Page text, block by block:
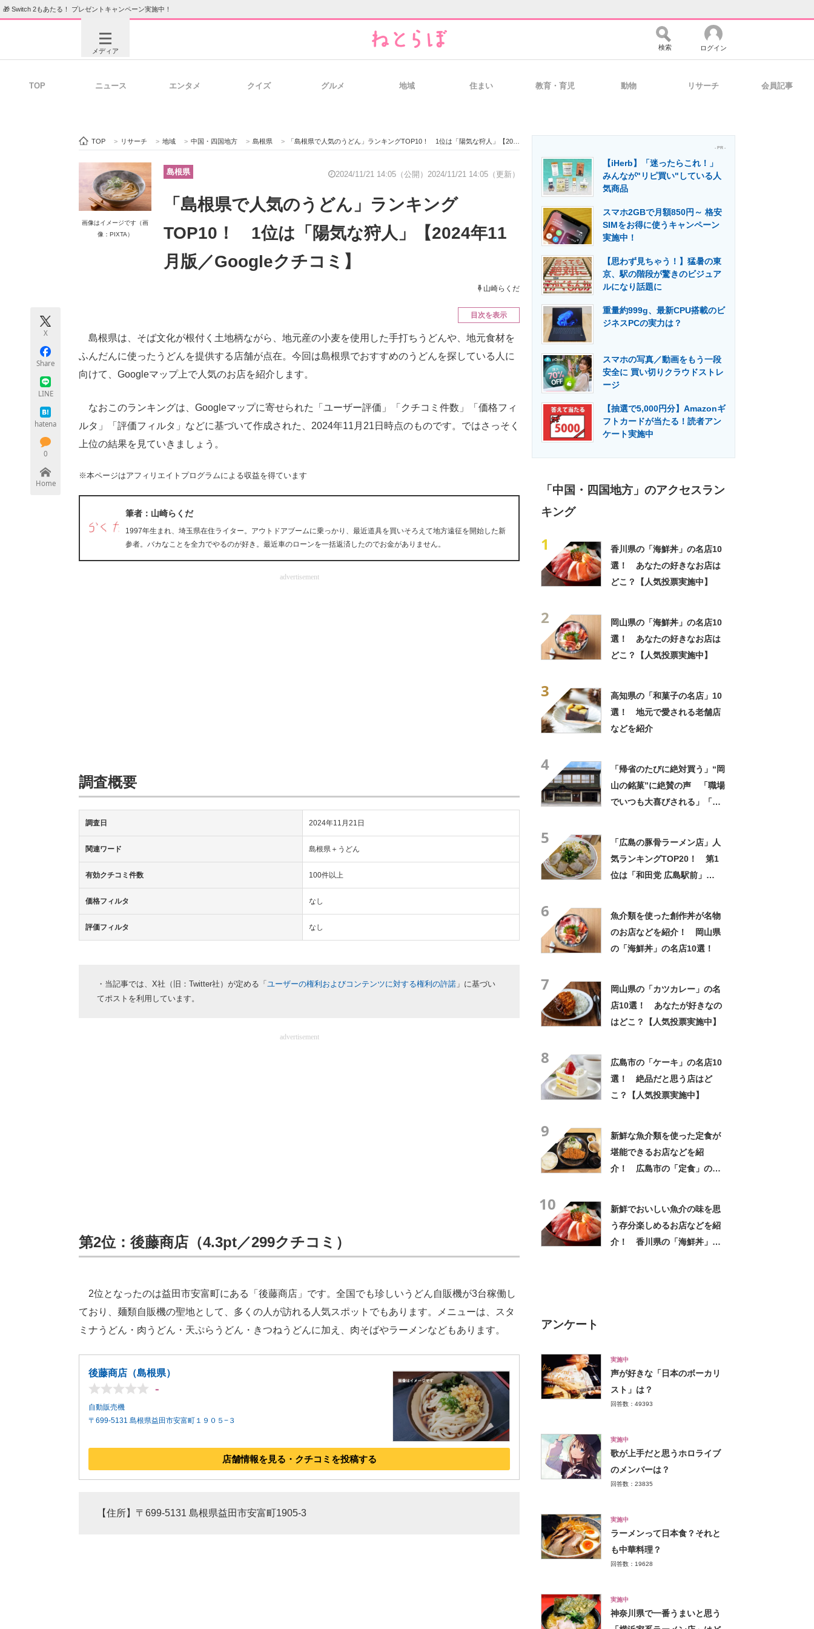
🎁 Switch 2もあたる！ プレゼントキャンペーン実施中！
メディア
ビジネスと働き方のヒント 経営リーダーのコミュニティ マーケ×ITの今がよく分かる
ITエンジニア向け専門サイト IT製品の技術・比較・事例 製造業のIT導入・活用を支援
エネルギーの専門メディア 建設×テクノロジーの最前線
ちょっと気になるネットの話題
検索 ログイン
TOP ニュース エンタメ クイズ グルメ 地域 住まい 教育・育児 動物 リサーチ 会員記事
TOP > リサーチ > 地域 > 中国・四国地方 > 島根県 > 「島根県で人気のうどん」ランキングTOP10！ 1位は「陽気な狩人」【2024年11月版／Googleクチコミ】
画像はイメージです（画
像：PIXTA）
島根県 2024/11/21 14:05（公開） 2024/11/21 14:05（更新）
「島根県で人気のうどん」ランキング
TOP10！ 1位は「陽気な狩人」【2024年11
月版／Googleクチコミ】
山崎らくだ
X
Share
LINE
hatena
0
Home
目次を表示
島根県は、そば文化が根付く土地柄ながら、地元産の小麦を使用した手打ちうどんや、地元食材を
ふんだんに使ったうどんを提供する店舗が点在。今回は島根県でおすすめのうどんを探している人に
向けて、Googleマップ上で人気のお店を紹介します。
なおこのランキングは、Googleマップに寄せられた「ユーザー評価」「クチコミ件数」「価格フィ
ルタ」「評価フィルタ」などに基づいて作成された、2024年11月21日時点のものです。ではさっそく
上位の結果を見ていきましょう。
※本ページはアフィリエイトプログラムによる収益を得ています
筆者：山崎らくだ
1997年生まれ、埼玉県在住ライター。アウトドアブームに乗っかり、最近道具を買いそろえて地方遠征を開始した新
参者。バカなことを全力でやるのが好き。最近車のローンを一括返済したのでお金がありません。
advertisement
調査概要
調査日 2024年11月21日
関連ワード 島根県＋うどん
有効クチコミ件数 100件以上
価格フィルタ なし
評価フィルタ なし
・当記事では、X社（旧：Twitter社）が定める「 ユーザーの権利およびコンテンツに対する権利の許諾 」に基づい
てポストを利用しています。
advertisement
第2位：後藤商店（4.3pt／299クチコミ）
2位となったのは益田市安富町にある「後藤商店」です。全国でも珍しいうどん自販機が3台稼働し
ており、麺類自販機の聖地として、多くの人が訪れる人気スポットでもあります。メニューは、スタ
ミナうどん・肉うどん・天ぷらうどん・きつねうどんに加え、肉そばやラーメンなどもあります。
後藤商店（島根県）
-
自動販売機
〒699-5131 島根県益田市安富町１９０５−３
店舗情報を見る・クチコミを投稿する
【住所】〒699-5131 島根県益田市安富町1905-3
- PR -
【iHerb】「迷ったらこれ！」
みんなが"リピ買い"している人
気商品
スマホ2GBで月額850円～ 格安
SIMをお得に使うキャンペーン
実施中！
【思わず見ちゃう！】猛暑の東
京、駅の階段が驚きのビジュア
ルになり話題に
重量約999g、最新CPU搭載のビ
ジネスPCの実力は？
スマホの写真／動画をもう一段
安全に 買い切りクラウドストレ
ージ
【抽選で5,000円分】Amazonギ
フトカードが当たる！読者アン
ケート実施中
「中国・四国地方」のアクセスラン
キング
1
香川県の「海鮮丼」の名店10
選！ あなたの好きなお店は
どこ？【人気投票実施中】
2
岡山県の「海鮮丼」の名店10
選！ あなたの好きなお店は
どこ？【人気投票実施中】
3
高知県の「和菓子の名店」10
選！ 地元で愛される老舗店
などを紹介
4
「帰省のたびに絶対買う」“岡
山の銘菓”に絶賛の声 「職場
でいつも大喜びされる」「甘
5
「広島の豚骨ラーメン店」人
気ランキングTOP20！ 第1
位は「和田党 広島駅前」
6
魚介類を使った創作丼が名物
のお店などを紹介！ 岡山県
の「海鮮丼」の名店10選！
7
岡山県の「カツカレー」の名
店10選！ あなたが好きなの
はどこ？【人気投票実施中】
8
広島市の「ケーキ」の名店10
選！ 絶品だと思う店はど
こ？【人気投票実施中】
9
新鮮な魚介類を使った定食が
堪能できるお店などを紹
介！ 広島市の「定食」の名
10
新鮮でおいしい魚介の味を思
う存分楽しめるお店などを紹
介！ 香川県の「海鮮丼」の
アンケート
実施中
声が好きな「日本のボーカリ
スト」は？
回答数：49393
実施中
歌が上手だと思うホロライブ
のメンバーは？
回答数：23835
実施中
ラーメンって日本食？それと
も中華料理？
回答数：19628
実施中
神奈川県で一番うまいと思う